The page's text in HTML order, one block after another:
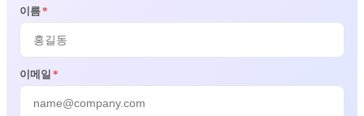
이름*
이메일 *